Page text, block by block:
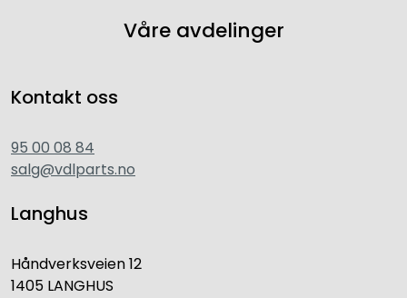
Våre avdelinger
Kontakt oss
95 00 08 84
salg@vdlparts.no
Langhus
Håndverksveien 12
1405 LANGHUS